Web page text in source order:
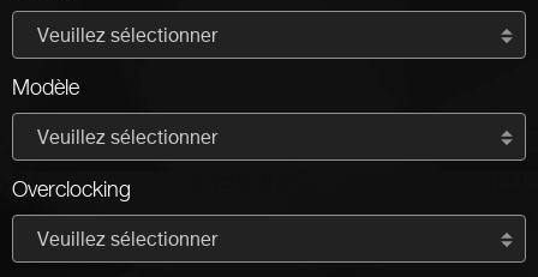
Veuillez sélectionner
Modèle
Veuillez sélectionner
Overclocking
Veuillez sélectionner